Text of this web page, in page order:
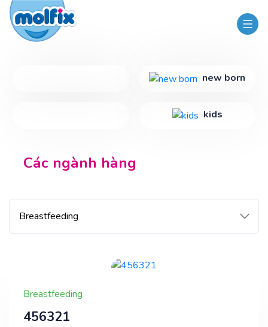
new born
kids
Các ngành hàng
Breastfeeding
456321